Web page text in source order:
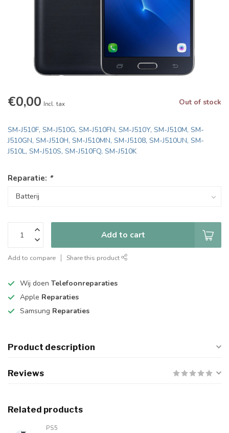
€0,00 Incl. tax Out of stock
SM-J510F, SM-J510G, SM-J510FN, SM-J510Y, SM-J510M, SM-
J510GN, SM-J510H, SM-J510MN, SM-J5108, SM-J510UN, SM-
J510L, SM-J510S, SM-J510FQ, SM-J510K
Reparatie: *
Add to cart
Add to compare Share this product
Wij doen Telefoonreparaties
Apple Reparaties
Samsung Reparaties
Product description
Reviews
Related products
PS5